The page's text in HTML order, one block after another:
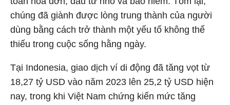
chúng đã giành được lòng trung thành của người
dùng bằng cách trở thành một yếu tố không thể
thiếu trong cuộc sống hằng ngày.
Tại Indonesia, giao dịch ví di động đã tăng vọt từ
18,27 tỷ USD vào năm 2023 lên 25,2 tỷ USD hiện
nay, trong khi Việt Nam chứng kiến mức tăng